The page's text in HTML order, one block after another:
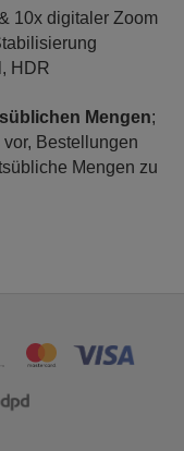
10x digitaler Zoom
HDR
Mengen;
Bestellungen
Mengen zu